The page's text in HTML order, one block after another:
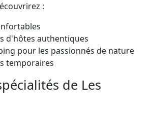
:
d'hôtes authentiques
pour les passionnés de nature
temporaires
de Les